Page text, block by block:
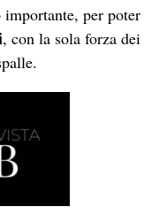
per poter
, con la sola forza dei